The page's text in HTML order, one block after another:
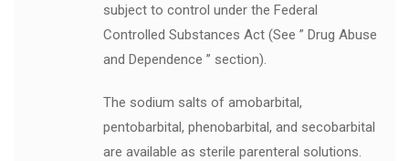
subject to control under the Federal
Controlled Substances Act (See ” Drug Abuse
and Dependence ” section).
The sodium salts of amobarbital,
pentobarbital, phenobarbital, and secobarbital
are available as sterile parenteral solutions.